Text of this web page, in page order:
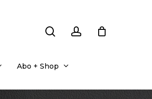
Abo + Shop